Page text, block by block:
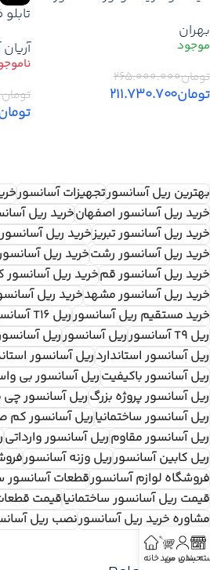
نفره
بهران
تومان۲۶۵.۰۰۰.۰۰۰
تومان۲۱۱.۷۳۰.۷۰۰ تومان
بهترین ریل آسانسورتجهیزات آسانسور
خرید ریل آسانسور اصفهانخرید ریل
خرید ریل آسانسور تبریزخرید ریل
خرید ریل آسانسور رشتخرید ریل
خرید ریل آسانسور قمخرید ریل آسانسور
خرید ریل آسانسور مشهدخرید ریل
خرید مستقیم ریل آسانسورریل T16 آسانسور
ریل T9 آسانسور
ریل آسانسورریل
ریل آسانسور استانداردریل آسانسور
ریل آسانسور باکیفیتریل آسانسور بی
ریل آسانسور پروژه بزرگریل آسانسور چی
ریل آسانسور ساختمانیاریل آسانسور کم
ریل آسانسور مقاومریل آسانسور وارداتی
ریل کابین آسانسورریل وزنه آسانسور
فروشگاه لوازم آسانسورقطعات آسانسور
قیمت ریل آسانسور ساختمانیاقیمت
مشاوره خرید ریل آسانسورنصب ریل
بندی
حساب من
سبدخانه